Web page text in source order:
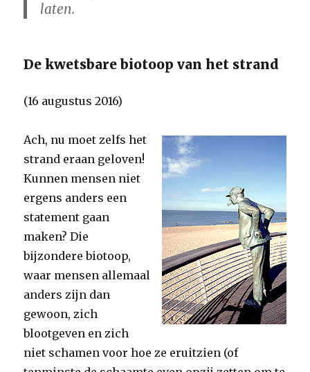
laten.
De kwetsbare biotoop van het strand
(16 augustus 2016)
Ach, nu moet zelfs het
strand eraan geloven!
Kunnen mensen niet
ergens anders een
statement gaan
maken? Die
bijzondere biotoop,
waar mensen allemaal
anders zijn dan
gewoon, zich
blootgeven en zich
niet schamen voor hoe ze eruitzien (of